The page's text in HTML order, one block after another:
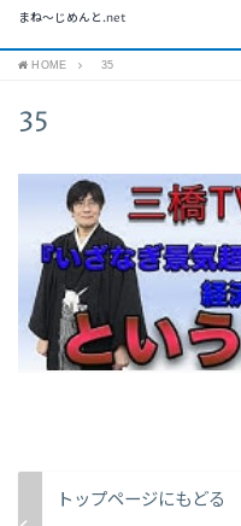
まね～じめんと.net
HOME 35
35
トップページにもどる